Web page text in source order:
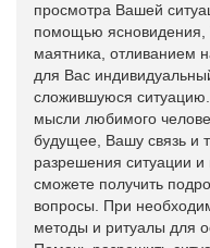
просмотра Вашей
помощью
маятника, отливанием
для Вас
сложившуюся
мысли любимого
будущее, Вашу связь и
разрешения ситуации
сможете получить
вопросы. При
методы и ритуалы для